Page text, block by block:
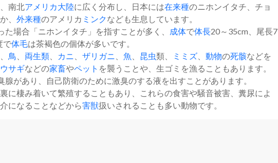
、南北アメリカ大陸に広く分布し、日本には在来種のニホンイタチ、チョ
、 外来種のアメリカ ミンクなども生息しています。
た場合「ニホンイタチ」を指すことが多く、 成体で体長20～35cm、尾長7
で体毛は茶褐色の個体が多いです。
鳥 両生類 カニ ザリガニ 魚 昆虫類、 ミミズ 動物の死骸などを
ウサギなどの家畜やペット を襲うことや、生ゴミを漁ることもあります。
腺があり、自己防衛のために激臭のする液を出すことがあります。
に棲み着いて繁殖することもあり、これらの食害や騒音被害、糞尿によ
になることなどから害獣扱いされることも多い動物です。